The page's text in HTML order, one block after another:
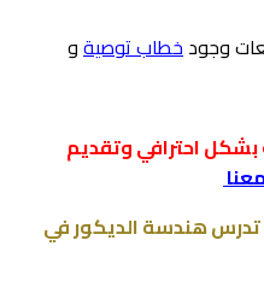
وجودخطاب توصيةو
احترافي وتقديم
تدرس هندسة الديكور في